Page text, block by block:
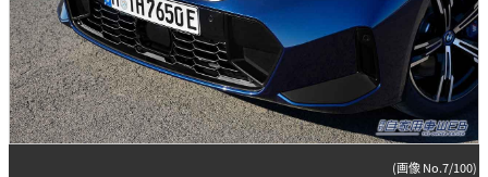
(画像 No.7/100)